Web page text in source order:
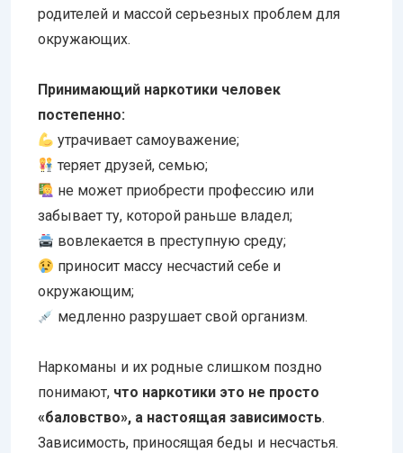
родителей и массой серьезных проблем для
окружающих.
Принимающий наркотики человек
постепенно:
утрачивает самоуважение;
теряет друзей, семью;
не может приобрести профессию или
забывает ту, которой раньше владел;
вовлекается в преступную среду;
приносит массу несчастий себе и
окружающим;
медленно разрушает свой организм.
Наркоманы и их родные слишком поздно
понимают, что наркотики это не просто
«баловство», а настоящая зависимость.
Зависимость, приносящая беды и несчастья.